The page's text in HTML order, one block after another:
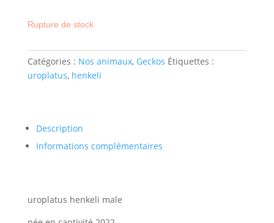
Rupture de stock
Catégories : Nos animaux, Geckos Étiquettes :
uroplatus, henkeli
Description
Informations complémentaires
uroplatus henkeli male